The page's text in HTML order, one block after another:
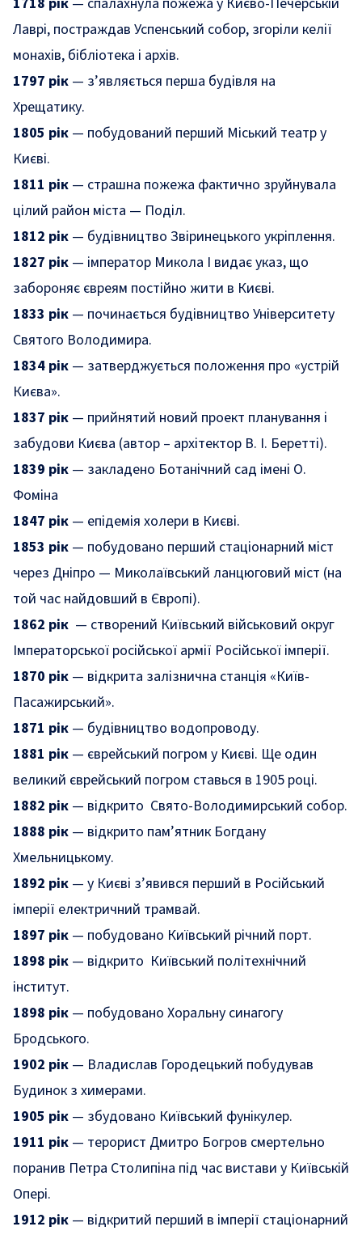
Лаврі, постраждав Успенський собор, згоріли келії
монахів, бібліотека і архів.
1797 рік — з’являється перша будівля на
Хрещатику.
1805 рік — побудований перший Міський театр у
Києві.
1811 рік — страшна пожежа фактично зруйнувала
цілий район міста — Поділ.
1812 рік — будівництво Звіринецького укріплення.
1827 рік — імператор Микола I видає указ, що
забороняє євреям постійно жити в Києві.
1833 рік — починається будівництво Університету
Святого Володимира.
1834 рік — затверджується положення про «устрій
Києва».
1837 рік — прийнятий новий проект планування і
забудови Києва (автор – архітектор В. І. Беретті).
1839 рік — закладено Ботанічний сад імені О.
Фоміна
1847 рік — епідемія холери в Києві.
1853 рік — побудовано перший стаціонарний міст
через Дніпро — Миколаївський ланцюговий міст (на
той час найдовший в Європі).
1862 рік — створений Київський військовий округ
Імператорської російської армії Російської імперії.
1870 рік — відкрита залізнична станція «Київ-
Пасажирський».
1871 рік — будівництво водопроводу.
1881 рік — єврейський погром у Києві. Ще один
великий єврейський погром ставься в 1905 році.
1882 рік — відкрито Свято-Володимирський собор.
1888 рік — відкрито пам’ятник Богдану
Хмельницькому.
1892 рік — у Києві з’явився перший в Російський
імперії електричний трамвай.
1897 рік — побудовано Київський річний порт.
1898 рік — відкрито Київський політехнічний
інститут.
1898 рік — побудовано Хоральну синагогу
Бродського.
1902 рік — Владислав Городецький побудував
Будинок з химерами.
1905 рік — збудовано Київський фунікулер.
1911 рік — терорист Дмитро Богров смертельно
поранив Петра Столипіна під час вистави у Київській
Опері.
1912 рік — відкритий перший в імперії стаціонарний